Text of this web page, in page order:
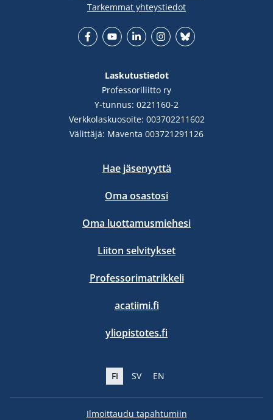
Tarkemmat yhteystiedot
Laskutustiedot
Professoriliitto ry
Y-tunnus: 0221160-2
Verkkolaskuosoite: 003702211602
Välittäjä: Maventa 003721291126
Hae jäsenyyttä
Oma osastosi
Oma luottamusmiehesi
Liiton selvitykset
Professorimatrikkeli
acatiimi.fi
yliopistotes.fi
FI SV EN
Ilmoittaudu tapahtumiin